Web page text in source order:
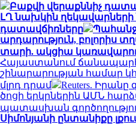
Բաքվի վերաքննիչ
ԼՂ նախկին
դատավճիռները
արդարություն, բոլորիս
տարի. ակցիա
Հայաստանում
շինարարության համար
մլրդ դրամ
Reuters.
ծոցի երկրներին ԱՄՆ
պատասխան
Սիմոնյանի ընտանիքը